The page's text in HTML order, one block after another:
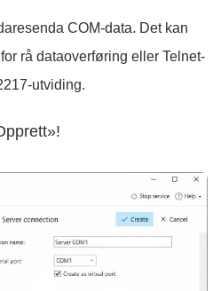
COM-data. Det kan
rå dataoverføring eller Telnet-
utviding.